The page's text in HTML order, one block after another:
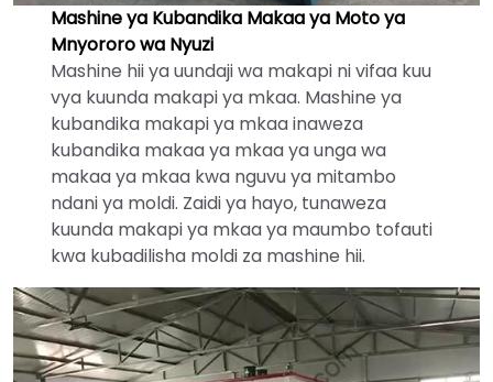
Mashine ya Kubandika Makaa ya Moto ya
Mnyororo wa Nyuzi
Mashine hii ya uundaji wa makapi ni vifaa kuu
vya kuunda makapi ya mkaa. Mashine ya
kubandika makapi ya mkaa inaweza
kubandika makaa ya mkaa ya unga wa
makaa ya mkaa kwa nguvu ya mitambo
ndani ya moldi. Zaidi ya hayo, tunaweza
kuunda makapi ya mkaa ya maumbo tofauti
kwa kubadilisha moldi za mashine hii.